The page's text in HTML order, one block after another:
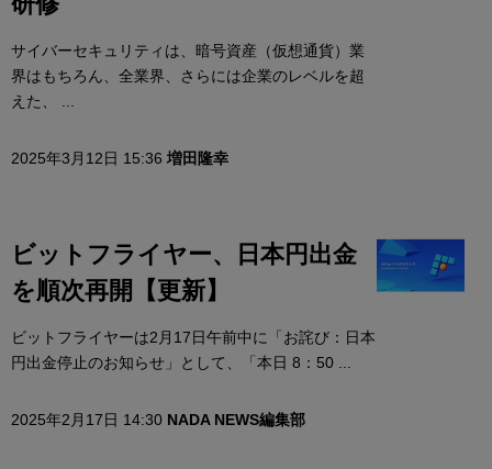
サイバーセキュリティは、暗号資産（仮想通貨）業
界はもちろん、全業界、さらには企業のレベルを超
えた、 ...
2025年3月12日 15:36 増田隆幸
ビットフライヤー、日本円出金
を順次再開【更新】
ビットフライヤーは2月17日午前中に「お詫び：日本
円出金停止のお知らせ」として、「本日 8：50 ...
2025年2月17日 14:30 NADA NEWS編集部